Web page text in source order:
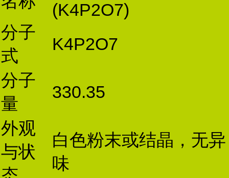
(K4P2O7)
分子
式
K4P2O7
分子
量
330.35
外观
与状
白色粉末或结晶，无异
味